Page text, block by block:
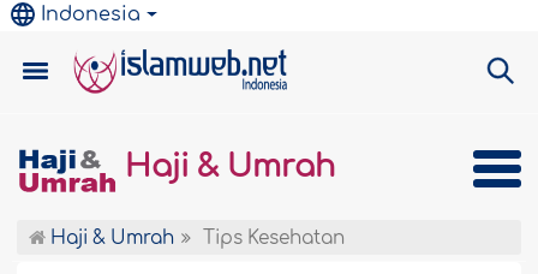
Indonesia
Haji & Umrah
Haji & Umrah Tips Kesehatan